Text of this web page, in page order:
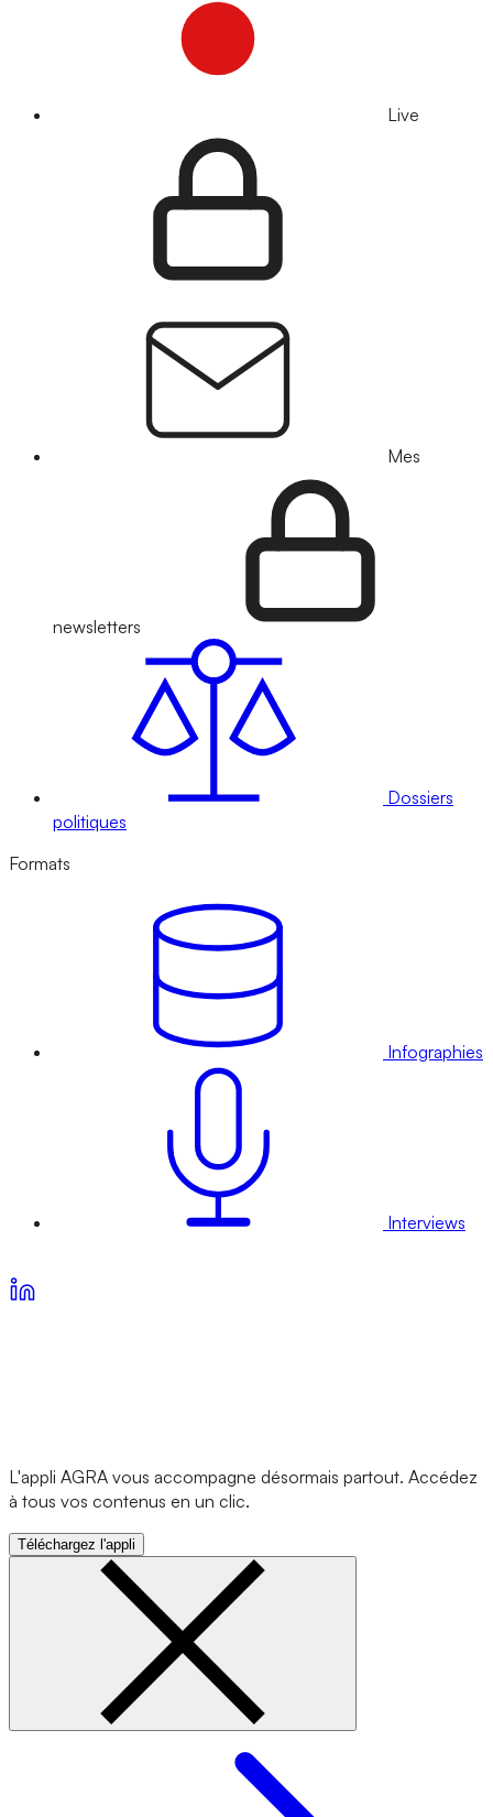
Live
Mes
newsletters
Dossiers
politiques
Formats
Infographies
Interviews
L'appli AGRA vous accompagne désormais partout. Accédez
à tous vos contenus en un clic.
Téléchargez l'appli